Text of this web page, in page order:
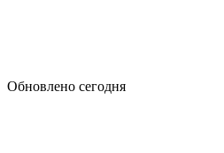
Обновлено сегодня